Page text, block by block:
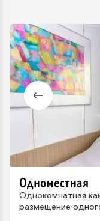
Одноместная
Однокомнатная
размещение